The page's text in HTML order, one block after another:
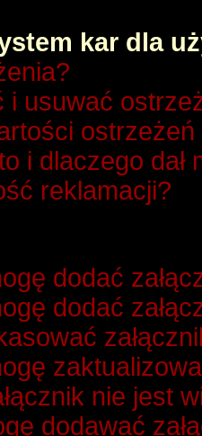
kar dla
i usuwać
i dlaczego dał
reklamacji?
dodać
dodać
nie jest
dodawać